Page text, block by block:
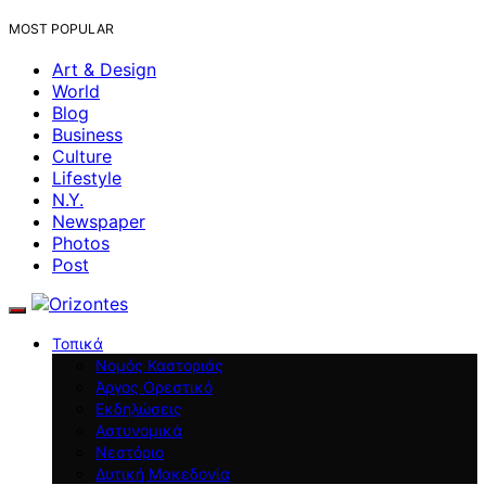
MOST POPULAR
Art & Design
World
Blog
Business
Culture
Lifestyle
N.Y.
Newspaper
Photos
Post
Τοπικά
Νομός Καστοριάς
Άργος Ορεστικό
Εκδηλώσεις
Αστυνομικά
Νεστόριο
Δυτική Μακεδονία